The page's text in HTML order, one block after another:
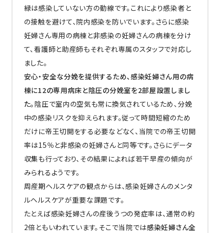
緑は感染していない方の動線です。これにより感染者と
の接触を避けて、院内感染を防いでいます。さらに感染
妊婦さん専用の病棟と非感染の妊婦さんの病棟を分け
て、看護師と助産師もそれぞれ専属のスタッフで対応し
ました。
安心・安全な分娩を提供するため、感染妊婦さん用の病
棟に12の専用病床と陰圧の分娩室を2部屋設置しまし
た。 陰圧で室内の空気も常に換気されているため、分娩
中の感染リスクを抑えられます。従って時間短縮のため
だけに帝王切開をする必要などなく、当院での帝王切開
率は15％と非感染の妊婦さんと同等です。さらにデータ
収集も行っており、その結果によれば若干早産の傾向が
みられるようです。
周産期ヘルスケアの観点からは、感染妊婦さんのメンタ
ルヘルスケアが重要な課題です。
たとえば感染妊婦さんの産後うつの発症率は、通常の約
2倍ともいわれています。そこで当院では感染妊婦さん全